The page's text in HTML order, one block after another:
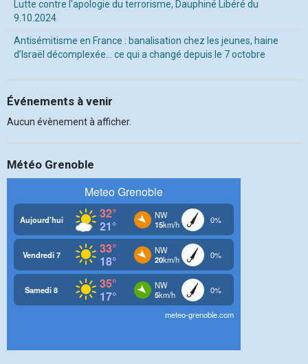
Lutte contre l'apologie du terrorisme, Dauphiné Libéré du
9.10.2024
Antisémitisme en France : banalisation chez les jeunes, haine
d’Israël décomplexée… ce qui a changé depuis le 7 octobre
Événements à venir
Aucun évènement à afficher.
Météo Grenoble